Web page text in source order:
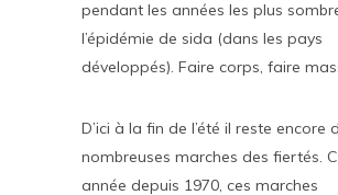
pendant les années les plus
l’épidémie de sida (dans les pays
développés). Faire corps, faire
D’ici à la fin de l’été il reste encore
nombreuses marches des fiertés.
année depuis 1970, ces marches